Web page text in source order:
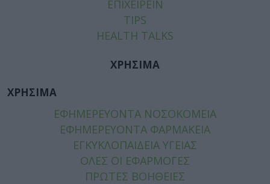
ΕΠΙΧΕΙΡΕΙΝ
TIPS
HEALTH TALKS
ΧΡΗΣΙΜΑ
ΧΡΗΣΙΜΑ
ΕΦΗΜΕΡΕΥΟΝΤΑ ΝΟΣΟΚΟΜΕΙΑ
ΕΦΗΜΕΡΕΥΟΝΤΑ ΦΑΡΜΑΚΕΙΑ
ΕΓΚΥΚΛΟΠΑΙΔΕΙΑ ΥΓΕΙΑΣ
ΟΛΕΣ ΟΙ ΕΦΑΡΜΟΓΕΣ
ΠΡΩΤΕΣ ΒΟΗΘΕΙΕΣ